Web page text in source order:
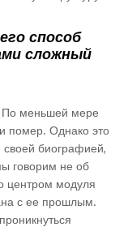
способ
сложный
По меньшей мере
помер. Однако это
своей биографией,
говорим не об
центром модуля
с ее прошлым.